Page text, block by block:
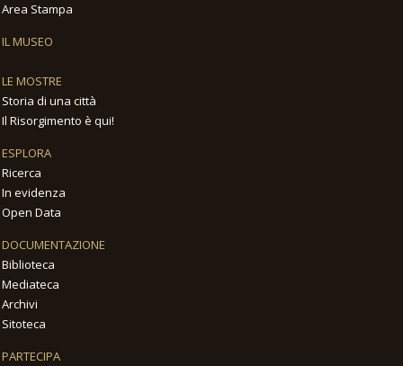
Area Stampa
IL MUSEO
LE MOSTRE
Storia di una città
Il Risorgimento è qui!
ESPLORA
Ricerca
In evidenza
Open Data
DOCUMENTAZIONE
Biblioteca
Mediateca
Archivi
Sitoteca
PARTECIPA